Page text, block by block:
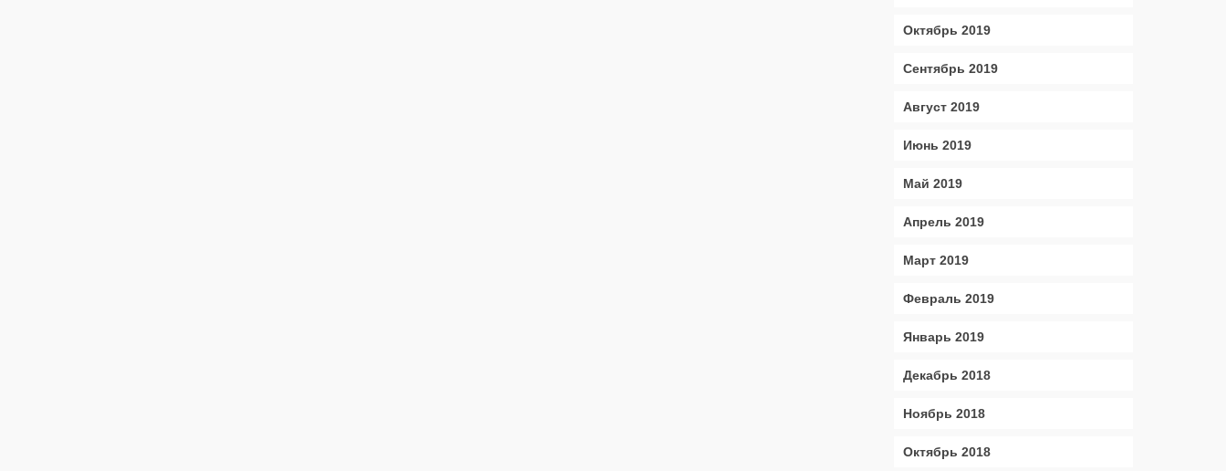
Октябрь 2019
Сентябрь 2019
Август 2019
Июнь 2019
Май 2019
Апрель 2019
Март 2019
Февраль 2019
Январь 2019
Декабрь 2018
Ноябрь 2018
Октябрь 2018